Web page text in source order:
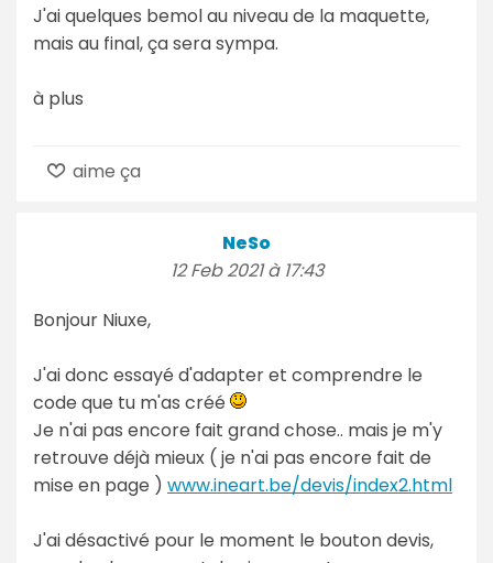
J'ai quelques bemol au niveau de la maquette,
mais au final, ça sera sympa.
à plus
aime ça
NeSo
12 Feb 2021 à 17:43
Bonjour Niuxe,
J'ai donc essayé d'adapter et comprendre le
code que tu m'as créé
Je n'ai pas encore fait grand chose.. mais je m'y
retrouve déjà mieux ( je n'ai pas encore fait de
mise en page ) www.ineart.be/devis/index2.html
J'ai désactivé pour le moment le bouton devis,